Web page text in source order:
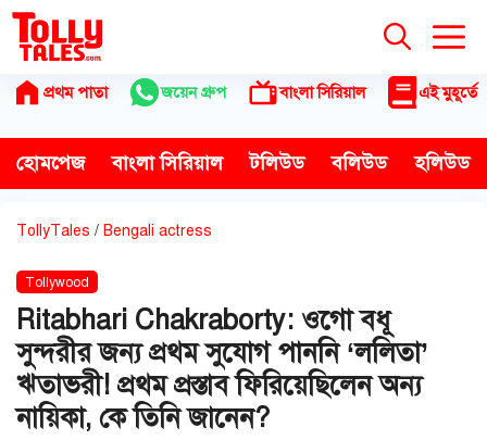
Skip
content
প্রথম পাতা জয়েন গ্রুপ বাংলা সিরিয়াল এই মুহূর্তে
হোমপেজ বাংলা সিরিয়াল টলিউড বলিউড হলিউড
TollyTales / Bengali actress
Tollywood
Ritabhari Chakraborty: ওগো বধূ
সুন্দরীর জন্য প্রথম সুযোগ পাননি ‘ললিতা’
ঋতাভরী! প্রথম প্রস্তাব ফিরিয়েছিলেন অন্য
নায়িকা, কে তিনি জানেন?